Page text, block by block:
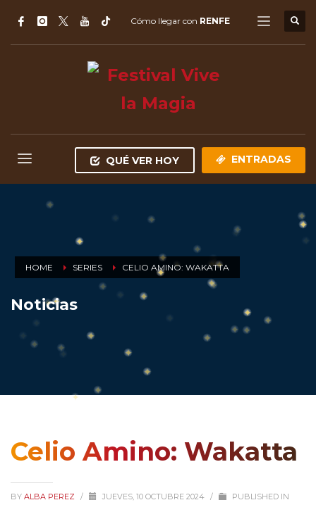
Cómo llegar con RENFE
QUÉ VER HOY ENTRADAS
HOME SERIES CELIO AMINO: WAKATTA
Noticias
Celio Amino: Wakatta
BY ALBA PEREZ / JUEVES, 10 OCTUBRE 2024 / PUBLISHED IN